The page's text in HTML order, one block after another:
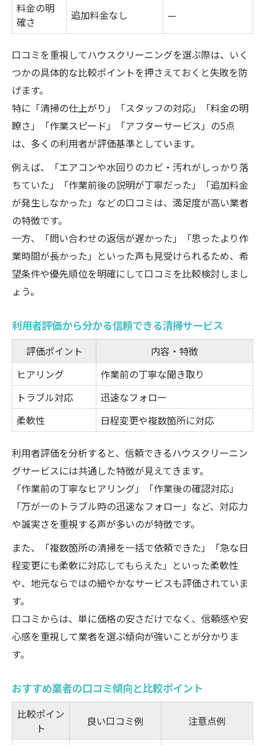
料金の明
確さ
追加料金なし —
口コミを重視してハウスクリーニングを選ぶ際は、いく
つかの具体的な比較ポイントを押さえておくと失敗を防
げます。
特に「清掃の仕上がり」「スタッフの対応」「料金の明
瞭さ」「作業スピード」「アフターサービス」の5点
は、多くの利用者が評価基準としています。
例えば、「エアコンや水回りのカビ・汚れがしっかり落
ちていた」「作業前後の説明が丁寧だった」「追加料金
が発生しなかった」などの口コミは、満足度が高い業者
の特徴です。
一方、「問い合わせの返信が遅かった」「思ったより作
業時間が長かった」といった声も見受けられるため、希
望条件や優先順位を明確にして口コミを比較検討しまし
ょう。
利用者評価から分かる信頼できる清掃サービス
評価ポイント
内容・特徴
ヒアリング
作業前の丁寧な聞き取り
トラブル対応
迅速なフォロー
柔軟性
日程変更や複数箇所に対応
利用者評価を分析すると、信頼できるハウスクリーニン
グサービスには共通した特徴が見えてきます。
「作業前の丁寧なヒアリング」「作業後の確認対応」
「万が一のトラブル時の迅速なフォロー」など、対応力
や誠実さを重視する声が多いのが特徴です。
また、「複数箇所の清掃を一括で依頼できた」「急な日
程変更にも柔軟に対応してもらえた」といった柔軟性
や、地元ならではの細やかなサービスも評価されていま
す。
口コミからは、単に価格の安さだけでなく、信頼感や安
心感を重視して業者を選ぶ傾向が強いことが分かりま
す。
おすすめ業者の口コミ傾向と比較ポイント
比較ポイン
ト
良い口コミ例 注意点例